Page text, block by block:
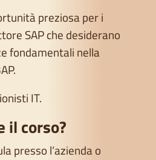
preziosa per i
SAP che desiderano
fondamentali nella
IT.
il corso?
presso l’azienda o